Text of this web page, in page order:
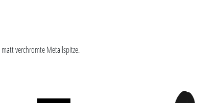
verchromte Metallspitze.